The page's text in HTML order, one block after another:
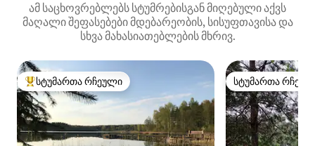
ამ საცხოვრებლებს სტუმრებისგან მიღებული აქვს
მაღალი შეფასებები მდებარეობის, სისუფთავისა და
სხვა მახასიათებლების მხრივ.
სტუმართა რჩეული მოწინავე ვარიანტი
სტუმართა რჩეული სტუმართა
სტუმართა